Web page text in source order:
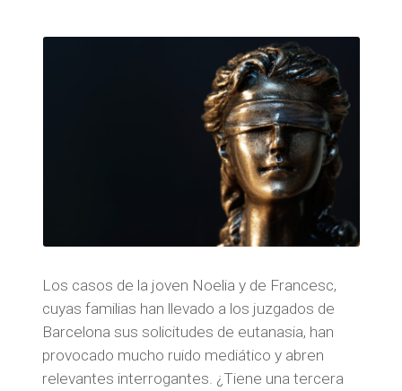
Los casos de la joven Noelia y de Francesc,
cuyas familias han llevado a los juzgados de
Barcelona sus solicitudes de eutanasia, han
provocado mucho ruido mediático y abren
relevantes interrogantes. ¿Tiene una tercera